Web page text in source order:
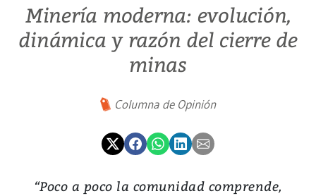
Minería moderna: evolución,
dinámica y razón del cierre de
minas
Columna de Opinión
“Poco a poco la comunidad comprende,